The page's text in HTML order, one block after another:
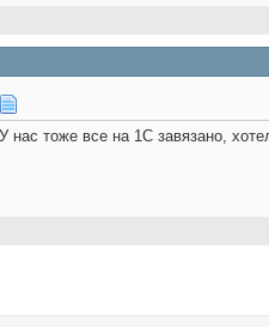
У нас тоже все на 1С завязано,